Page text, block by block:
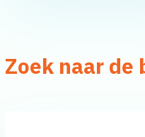
Zoek naar de